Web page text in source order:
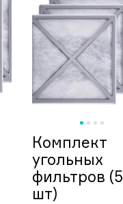
Комплект
угольных
фильтров (5
шт)